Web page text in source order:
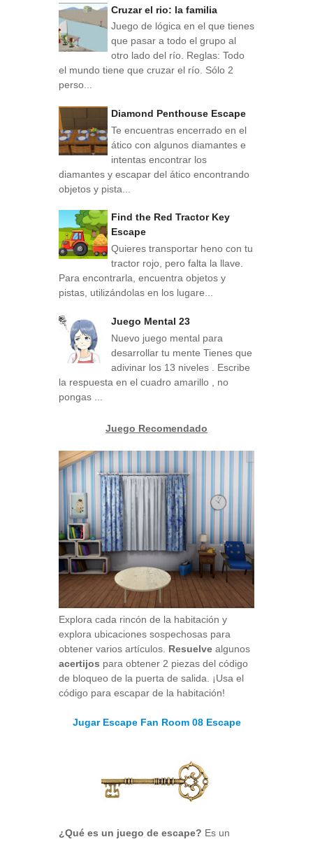
Cruzar el rio: la familia
Juego de lógica en el que tienes
que pasar a todo el grupo al
otro lado del río. Reglas: Todo
el mundo tiene que cruzar el río. Sólo 2
perso...
Diamond Penthouse Escape
Te encuentras encerrado en el
ático con algunos diamantes e
intentas encontrar los
diamantes y escapar del ático encontrando
objetos y pista...
Find the Red Tractor Key
Escape
Quieres transportar heno con tu
tractor rojo, pero falta la llave.
Para encontrarla, encuentra objetos y
pistas, utilizándolas en los lugare...
Juego Mental 23
Nuevo juego mental para
desarrollar tu mente Tienes que
adivinar los 13 niveles . Escribe
la respuesta en el cuadro amarillo , no
pongas ...
Juego Recomendado
Explora cada rincón de la habitación y
explora ubicaciones sospechosas para
obtener varios artículos. Resuelve algunos
acertijos para obtener 2 piezas del código
de bloqueo de la puerta de salida. ¡Usa el
código para escapar de la habitación!
Jugar Escape Fan Room 08 Escape
¿Qué es un juego de escape? Es un